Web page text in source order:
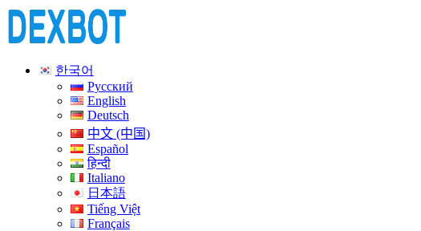
한국어
Русский
English
Deutsch
中文 (中国)
Español
हिन्दी
Italiano
日本語
Tiếng Việt
Français